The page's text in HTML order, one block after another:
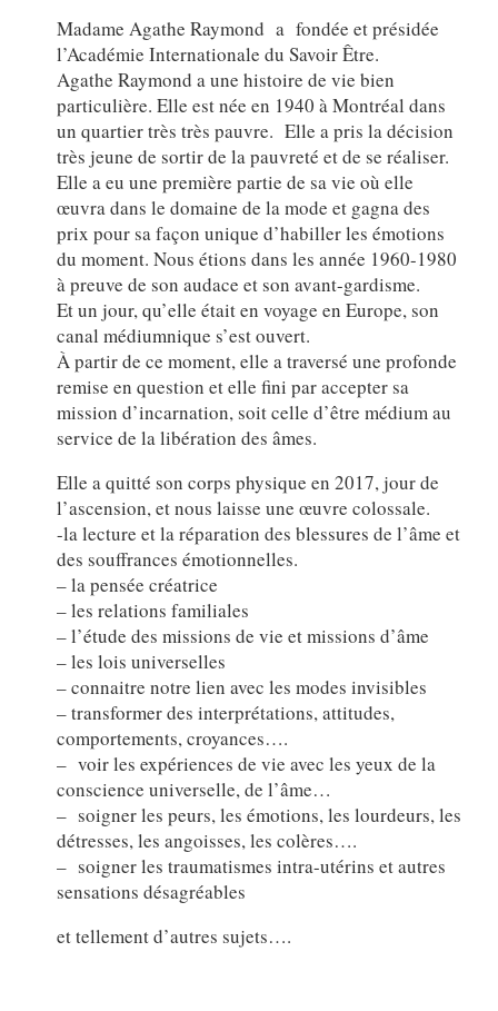
Madame Agathe Raymond a fondée et présidée
l’Académie Internationale du Savoir Être.
Agathe Raymond a une histoire de vie bien
particulière. Elle est née en 1940 à Montréal dans
un quartier très très pauvre. Elle a pris la décision
très jeune de sortir de la pauvreté et de se réaliser.
Elle a eu une première partie de sa vie où elle
œuvra dans le domaine de la mode et gagna des
prix pour sa façon unique d’habiller les émotions
du moment. Nous étions dans les année 1960-1980
à preuve de son audace et son avant-gardisme.
Et un jour, qu’elle était en voyage en Europe, son
canal médiumnique s’est ouvert.
À partir de ce moment, elle a traversé une profonde
remise en question et elle fini par accepter sa
mission d’incarnation, soit celle d’être médium au
service de la libération des âmes.
Elle a quitté son corps physique en 2017, jour de
l’ascension, et nous laisse une œuvre colossale.
-la lecture et la réparation des blessures de l’âme et
des souffrances émotionnelles.
– la pensée créatrice
– les relations familiales
– l’étude des missions de vie et missions d’âme
– les lois universelles
– connaitre notre lien avec les modes invisibles
– transformer des interprétations, attitudes,
comportements, croyances….
– voir les expériences de vie avec les yeux de la
conscience universelle, de l’âme…
– soigner les peurs, les émotions, les lourdeurs, les
détresses, les angoisses, les colères….
– soigner les traumatismes intra-utérins et autres
sensations désagréables
et tellement d’autres sujets….